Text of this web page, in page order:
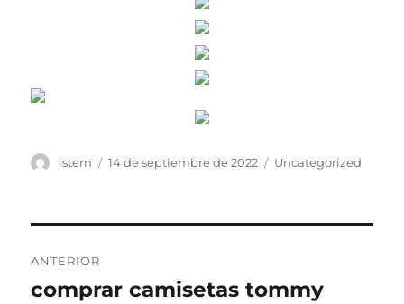
Autor
istern
Publicado
14 de septiembre de 2022 Categorías
Uncategorized
de
ANTERIOR
Entrada
comprar camisetas tommy